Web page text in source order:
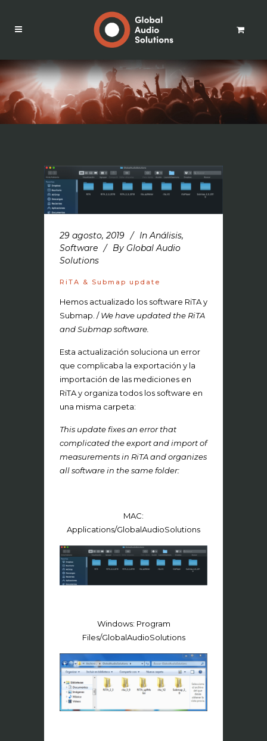
29 agosto, 2019 In Análisis,
Software
By Global Audio
Solutions
RiTA & Submap update
Hemos actualizado los software RiTA y
Submap. /We have updated the RiTA
and Submap software.
Esta actualización soluciona un error
que complicaba la exportación y la
importación de las mediciones en
RiTA y organiza todos los software en
una misma carpeta:
This update fixes an error that
complicated the export and import of
measurements in RiTA and organizes
all software in the same folder:
MAC:
Applications/GlobalAudioSolutions
Windows: Program
Files/GlobalAudioSolutions